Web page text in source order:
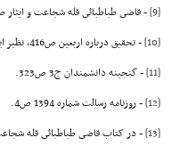
[9] - قاضى طباطبائى قله شجاعت و ایثار
[10]
- تحقیق درباره اربعین ص416، نظیر این جریان در دمشق اتفاق افتاده بود.
[11]
- گنجینه دانشمندان ج3 ص323.
[12]
- روزنامه رسالت شماره 1394 ص4.
[13]
- در کتاب قاضى طباطبائى قله